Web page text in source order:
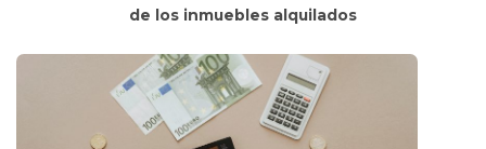
de los inmuebles alquilados